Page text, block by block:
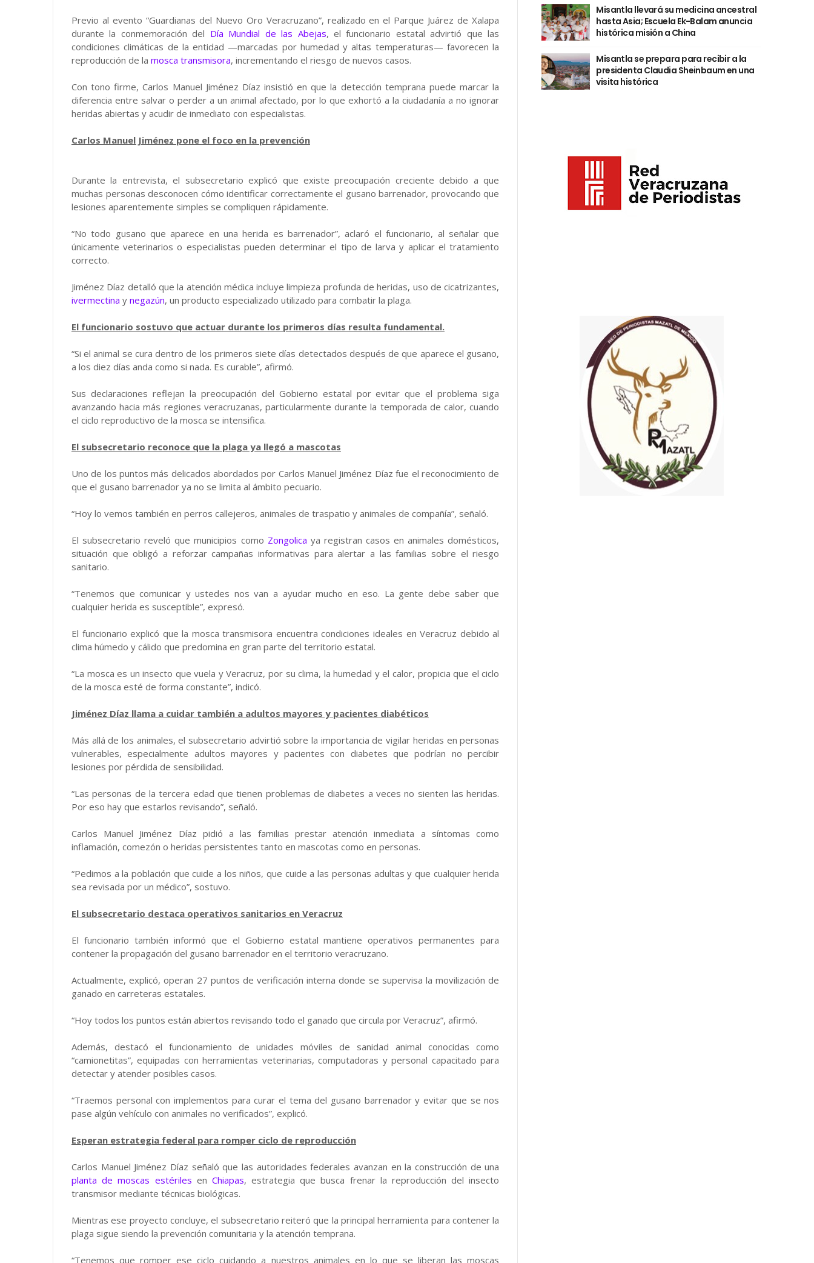
Previo al evento “Guardianas del Nuevo Oro Veracruzano”, realizado en el Parque Juárez de Xalapa
durante la conmemoración del Día Mundial de las Abejas, el funcionario estatal advirtió que las
condiciones climáticas de la entidad —marcadas por humedad y altas temperaturas— favorecen la
reproducción de la mosca transmisora, incrementando el riesgo de nuevos casos.
Con tono firme, Carlos Manuel Jiménez Díaz insistió en que la detección temprana puede marcar la
diferencia entre salvar o perder a un animal afectado, por lo que exhortó a la ciudadanía a no ignorar
heridas abiertas y acudir de inmediato con especialistas.
Carlos Manuel Jiménez pone el foco en la prevención
Durante la entrevista, el subsecretario explicó que existe preocupación creciente debido a que
muchas personas desconocen cómo identificar correctamente el gusano barrenador, provocando que
lesiones aparentemente simples se compliquen rápidamente.
“No todo gusano que aparece en una herida es barrenador”, aclaró el funcionario, al señalar que
únicamente veterinarios o especialistas pueden determinar el tipo de larva y aplicar el tratamiento
correcto.
Jiménez Díaz detalló que la atención médica incluye limpieza profunda de heridas, uso de cicatrizantes,
ivermectina y negazún, un producto especializado utilizado para combatir la plaga.
El funcionario sostuvo que actuar durante los primeros días resulta fundamental.
“Si el animal se cura dentro de los primeros siete días detectados después de que aparece el gusano,
a los diez días anda como si nada. Es curable”, afirmó.
Sus declaraciones reflejan la preocupación del Gobierno estatal por evitar que el problema siga
avanzando hacia más regiones veracruzanas, particularmente durante la temporada de calor, cuando
el ciclo reproductivo de la mosca se intensifica.
El subsecretario reconoce que la plaga ya llegó a mascotas
Uno de los puntos más delicados abordados por Carlos Manuel Jiménez Díaz fue el reconocimiento de
que el gusano barrenador ya no se limita al ámbito pecuario.
“Hoy lo vemos también en perros callejeros, animales de traspatio y animales de compañía”, señaló.
El subsecretario reveló que municipios como Zongolica ya registran casos en animales domésticos,
situación que obligó a reforzar campañas informativas para alertar a las familias sobre el riesgo
sanitario.
“Tenemos que comunicar y ustedes nos van a ayudar mucho en eso. La gente debe saber que
cualquier herida es susceptible”, expresó.
El funcionario explicó que la mosca transmisora encuentra condiciones ideales en Veracruz debido al
clima húmedo y cálido que predomina en gran parte del territorio estatal.
“La mosca es un insecto que vuela y Veracruz, por su clima, la humedad y el calor, propicia que el ciclo
de la mosca esté de forma constante”, indicó.
Jiménez Díaz llama a cuidar también a adultos mayores y pacientes diabéticos
Más allá de los animales, el subsecretario advirtió sobre la importancia de vigilar heridas en personas
vulnerables, especialmente adultos mayores y pacientes con diabetes que podrían no percibir
lesiones por pérdida de sensibilidad.
“Las personas de la tercera edad que tienen problemas de diabetes a veces no sienten las heridas.
Por eso hay que estarlos revisando”, señaló.
Carlos Manuel Jiménez Díaz pidió a las familias prestar atención inmediata a síntomas como
inflamación, comezón o heridas persistentes tanto en mascotas como en personas.
“Pedimos a la población que cuide a los niños, que cuide a las personas adultas y que cualquier herida
sea revisada por un médico”, sostuvo.
El subsecretario destaca operativos sanitarios en Veracruz
El funcionario también informó que el Gobierno estatal mantiene operativos permanentes para
contener la propagación del gusano barrenador en el territorio veracruzano.
Actualmente, explicó, operan 27 puntos de verificación interna donde se supervisa la movilización de
ganado en carreteras estatales.
“Hoy todos los puntos están abiertos revisando todo el ganado que circula por Veracruz”, afirmó.
Además, destacó el funcionamiento de unidades móviles de sanidad animal conocidas como
“camionetitas”, equipadas con herramientas veterinarias, computadoras y personal capacitado para
detectar y atender posibles casos.
“Traemos personal con implementos para curar el tema del gusano barrenador y evitar que se nos
pase algún vehículo con animales no verificados”, explicó.
Esperan estrategia federal para romper ciclo de reproducción
Carlos Manuel Jiménez Díaz señaló que las autoridades federales avanzan en la construcción de una
planta de moscas estériles en Chiapas, estrategia que busca frenar la reproducción del insecto
transmisor mediante técnicas biológicas.
Mientras ese proyecto concluye, el subsecretario reiteró que la principal herramienta para contener la
plaga sigue siendo la prevención comunitaria y la atención temprana.
“Tenemos que romper ese ciclo cuidando a nuestros animales en lo que se liberan las moscas
Misantla llevará su medicina ancestral
hasta Asia; Escuela Ek-Balam anuncia
histórica misión a China
Misantla se prepara para recibir a la
presidenta Claudia Sheinbaum en una
visita histórica